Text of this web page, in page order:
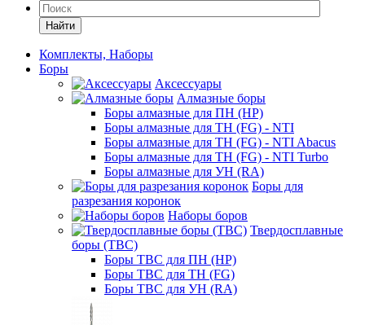
Найти
Комплекты, Наборы
Боры
Аксессуары
Алмазные боры
Боры алмазные для ПН (HP)
Боры алмазные для ТН (FG) - NTI
Боры алмазные для ТН (FG) - NTI Abacus
Боры алмазные для ТН (FG) - NTI Turbo
Боры алмазные для УН (RA)
Боры для
разрезания коронок
Наборы боров
Твердосплавные
боры (ТВС)
Боры ТВС для ПН (HP)
Боры ТВС для ТН (FG)
Боры ТВС для УН (RA)